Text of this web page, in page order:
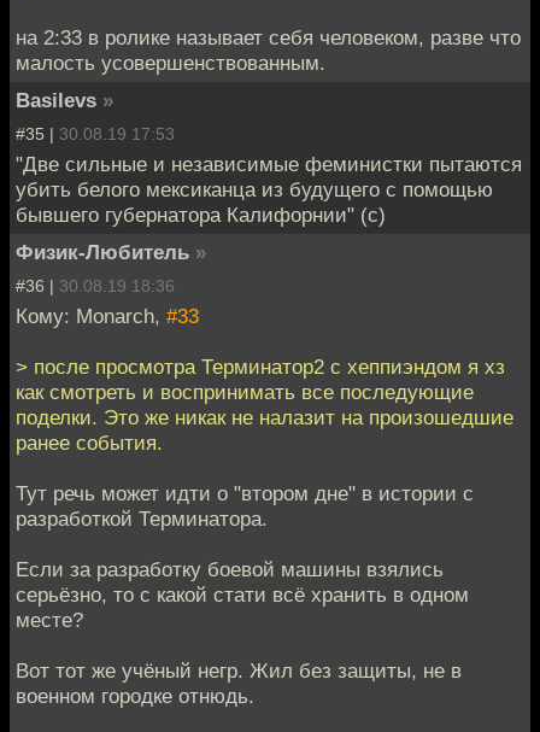
на 2:33 в ролике называет себя человеком, разве что
малость усовершенствованным.
Basilevs »
#35 | 30.08.19 17:53
"Две сильные и независимые феминистки пытаются
убить белого мексиканца из будущего с помощью
бывшего губернатора Калифорнии" (c)
Физик-Любитель »
#36 | 30.08.19 18:36
Кому: Monarch, #33
> после просмотра Терминатор2 с хеппиэндом я хз
как смотреть и воспринимать все последующие
поделки. Это же никак не налазит на произошедшие
ранее события.
Тут речь может идти о "втором дне" в истории с
разработкой Терминатора.
Если за разработку боевой машины взялись
серьёзно, то с какой стати всё хранить в одном
месте?
Вот тот же учёный негр. Жил без защиты, не в
военном городке отнюдь.